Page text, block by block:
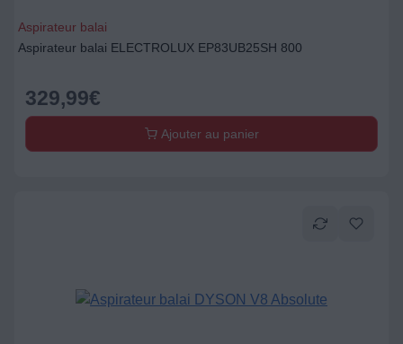
Aspirateur balai
Aspirateur balai ELECTROLUX EP83UB25SH 800
329,99€
Ajouter au panier